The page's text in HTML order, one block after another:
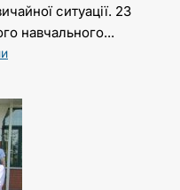
ситуації. 23
навчального...